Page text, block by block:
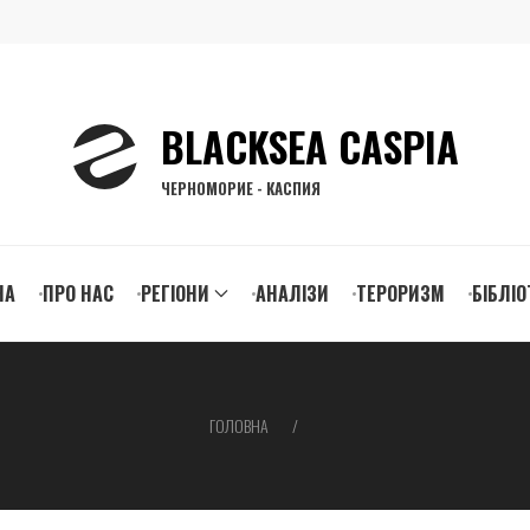
BLACKSEA CASPIA
ЧЕРНОМОРИЕ - КАСПИЯ
ПРО НАС РЕГІОНИ АНАЛІЗИ ТЕРОРИЗМ
ГОЛОВНА